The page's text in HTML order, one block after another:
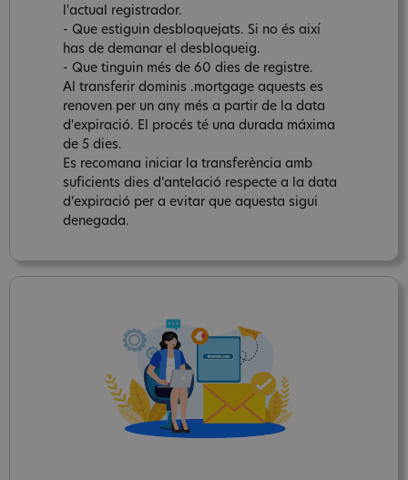
l'actual registrador.
- Que estiguin desbloquejats. Si no és així
has de demanar el desbloqueig.
- Que tinguin més de 60 dies de registre.
Al transferir dominis .mortgage aquests es
renoven per un any més a partir de la data
d'expiració. El procés té una durada máxima
de 5 dies.
Es recomana iniciar la transferència amb
suficients dies d’antelació respecte a la data
d’expiració per a evitar que aquesta sigui
denegada.